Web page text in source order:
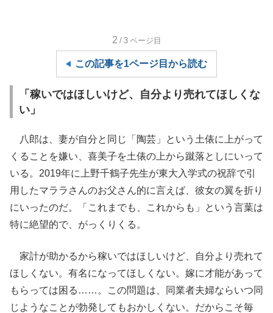
2 /3 ページ目
この記事を1ページ目から読む
「稼いではほしいけど、自分より売れてほしくな
い」
八郎は、妻が自分と同じ「陶芸」という土俵に上がって
くることを嫌い、喜美子を土俵の上から蹴落としにいって
いる。2019年に上野千鶴子先生が東大入学式の祝辞で引
用したマララさんのお父さん的に言えば、彼女の翼を折り
にいったのだ。「これまでも、これからも」という言葉は
特に絶望的で、がっくりくる。
家計が助かるから稼いではほしいけど、自分より売れて
ほしくない。有名になってほしくない。嫁に才能があって
もらっては困る……。この問題は、同業者夫婦ならいつ同
じようなことが勃発してもおかしくない。だからこそ毎